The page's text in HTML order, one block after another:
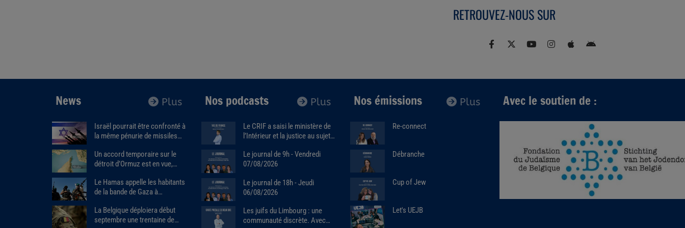
RETROUVEZ-NOUS SUR
Plus
News
Israël pourrait être confronté à
la même pénurie de missiles
Un accord temporaire sur le
détroit d’Ormuz est en vue,
guerre prendra bientôt fin ».
Le Hamas appelle les habitants
de la bande de Gaza à
des milices armées soutenues
par Israël.
La Belgique déploiera début
septembre une trentaine de
Plus
Nos podcasts
Le CRIF a saisi le ministère de
l’Intérieur et la justice au sujet
Robert Ejnes (07/07/2026)
Le journal de 9h - Vendredi
07/08/2026
Le journal de 18h - Jeudi
06/08/2026
Les juifs du Limbourg : une
communauté discrète. Avec
Plus
Nos émissions
Re-connect
Débranche
Cup of Jew
Let's UEJB
Avec le soutien de :